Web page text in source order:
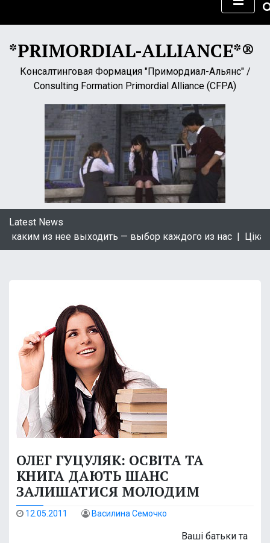
*PRIMORDIAL-ALLIANCE*®
Консалтинговая Формация "Примордиал-Альянс" /
Consulting Formation Primordial Alliance (CFPA)
Latest News
из нее выходить — выбор каждого из нас |Цікаві
ОЛЕГ ГУЦУЛЯК: ОСВІТА ТА
КНИГА ДАЮТЬ ШАНС
ЗАЛИШАТИСЯ МОЛОДИМ
12.05.2011 Василина Семочко
Ваші батьки та